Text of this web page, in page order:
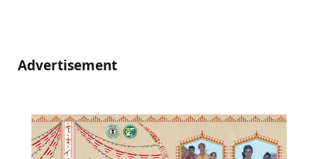
Advertisement